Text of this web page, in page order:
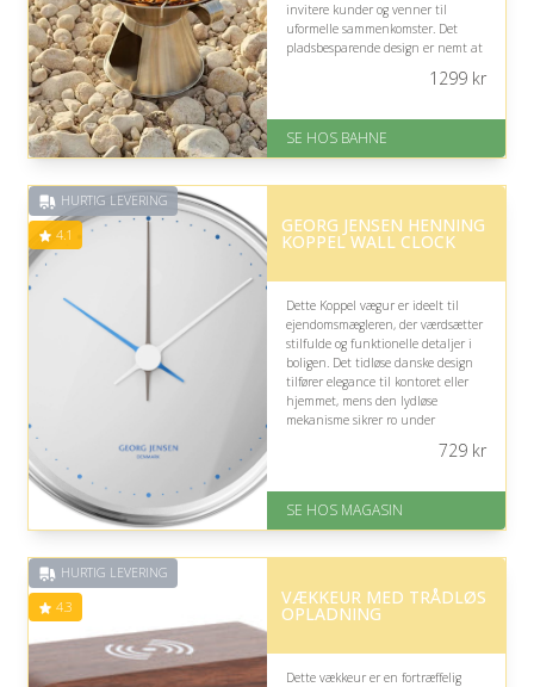
invitere kunder og venner til
uformelle sammenkomster. Det
pladsbesparende design er nemt at
På lager
Levering: 1-3 hverdage
Gratis fragt
på 4.3 ud af 5
1299kr
SE HOS BAHNE
HURTIG LEVERING
4.1 GEORG JENSEN HENNING
KOPPEL WALL CLOCK
Dette Koppel vægur er ideelt til
ejendomsmægleren, der værdsætter
stilfulde og funktionelle detaljer i
boligen. Det tidløse danske design
tilfører elegance til kontoret eller
hjemmet, mens den lydløse
mekanisme sikrer ro under
fremvisningsforberedelser og
På lager
Levering: 1-3 dage
God Trustpilot rating på 4.1 ud
729kr
SE HOS MAGASIN
HURTIG LEVERING
4.3 VÆKKEUR MED TRÅDLØS
OPLADNING
Dette vækkeur er en fortræffelig